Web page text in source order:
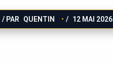
/ PAR QUENTIN / 12 MAI 2026